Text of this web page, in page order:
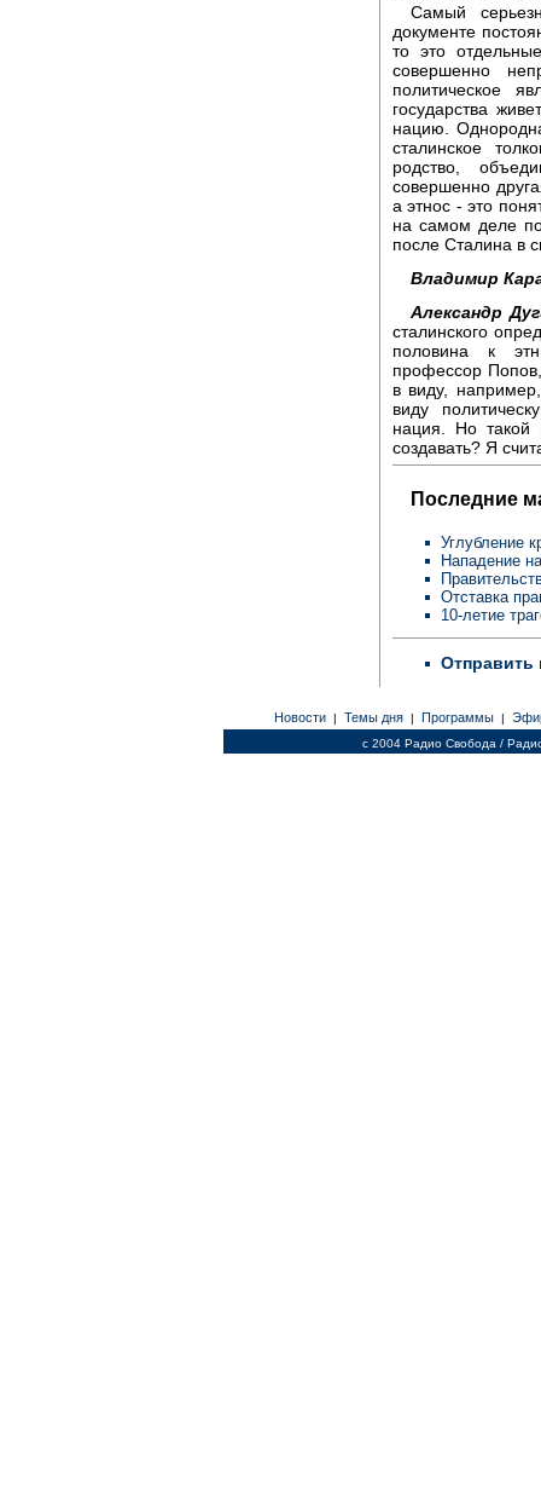
Самый
документе
то это
совершенно
политическое
государства
нацию.
сталинское
родство,
совершенно
а этнос - это
на самом деле
после Сталина в
Владимир
Александр
сталинского
половина к
профессор
в виду,
виду
нация. Но
создавать? Я
Последние
Углубление
Нападение
Отставка
10-летие
Отправить
Новости | Темы дня | Программы |
c 2004 Радио Свобода /